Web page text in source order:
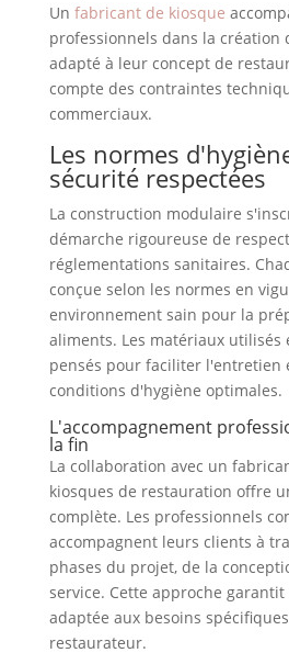
Un fabricant de kiosque
professionnels dans la
adapté à leur concept de
compte des contraintes
commerciaux.
Les normes
sécurité respectées
La construction modulaire
démarche rigoureuse de
réglementations sanitaires.
conçue selon les normes en
environnement sain pour la
aliments. Les matériaux utilisés
pensés pour faciliter l'entretien
conditions d'hygiène optimales.
L'accompagnement
la fin
La collaboration avec un
kiosques de restauration offre
complète. Les professionnels
accompagnent leurs clients à
phases du projet, de la
service. Cette approche
adaptée aux besoins
restaurateur.